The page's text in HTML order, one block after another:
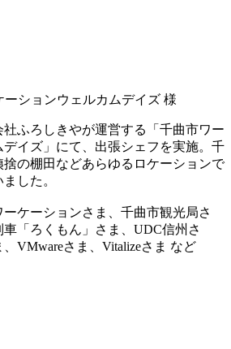
ーションウェルカムデイズ 様
ふろしきやが運営する「千曲市ワー
イズ」にて、出張シェフを実施。千
の棚田などあらゆるロケーションで
した。
ケーションさま、千曲市観光局さ
「ろくもん」さま、UDC信州さ
VMwareさま、Vitalizeさま など